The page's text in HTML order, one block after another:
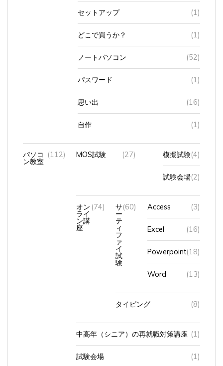
セットアップ (1)
どこで買うか？ (1)
ノートパソコン (52)
パスワード (1)
思い出 (16)
自作 (1)
パソコ
ン教室
(112) MOS試験 (27) 模擬試験(4)
試験会場(2)
オン
ライ
ン講
座
(74) サ
ー
テ
ィ
フ
ァ
イ
試
験
(60) Access (3)
Excel (16)
Powerpoint(18)
Word (13)
タイピング (8)
中高年（シニア）の再就職対策講座 (1)
試験会場 (1)